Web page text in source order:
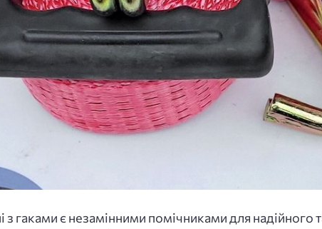
з гаками є незамінними помічниками для